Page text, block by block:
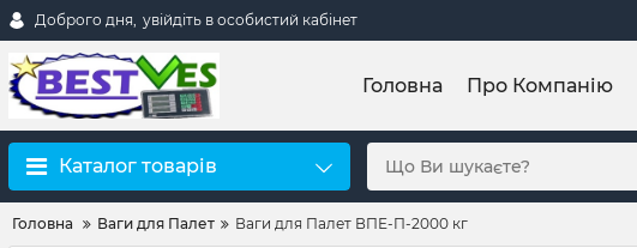
Доброго дня, увійдіть в особистий кабінет
Головна Про Компанію
Каталог товарів
Головна Ваги для Палет Ваги для Палет ВПЕ-П-2000 кг